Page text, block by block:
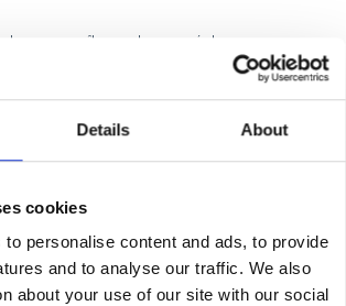
Details About
cookies
to personalise content and ads, to provide
and to analyse our traffic. We also
about your use of our site with our social
reconnaître en temps réel
de limitation de vitesse
, et
en permanence lesdonnées
de tous les véhicules
des bases de données de vitesse
par route, nombre de véhicules